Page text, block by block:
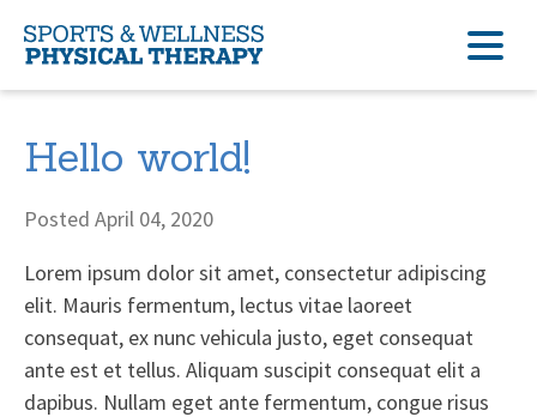
Hello world!
Posted April 04, 2020
Lorem ipsum dolor sit amet, consectetur adipiscing
elit. Mauris fermentum, lectus vitae laoreet
consequat, ex nunc vehicula justo, eget consequat
ante est et tellus. Aliquam suscipit consequat elit a
dapibus. Nullam eget ante fermentum, congue risus